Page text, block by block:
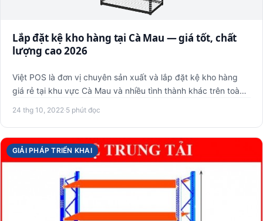
Lắp đặt kệ kho hàng tại Cà Mau — giá tốt, chất
lượng cao 2026
Việt POS là đơn vị chuyên sản xuất và lắp đặt kệ kho hàng
giá rẻ tại khu vực Cà Mau và nhiều tình thành khác trên toàn
24 thg 10, 2022·5 phút đọc
GIẢI PHÁP TRIỂN KHAI